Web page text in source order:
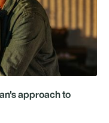
approach to